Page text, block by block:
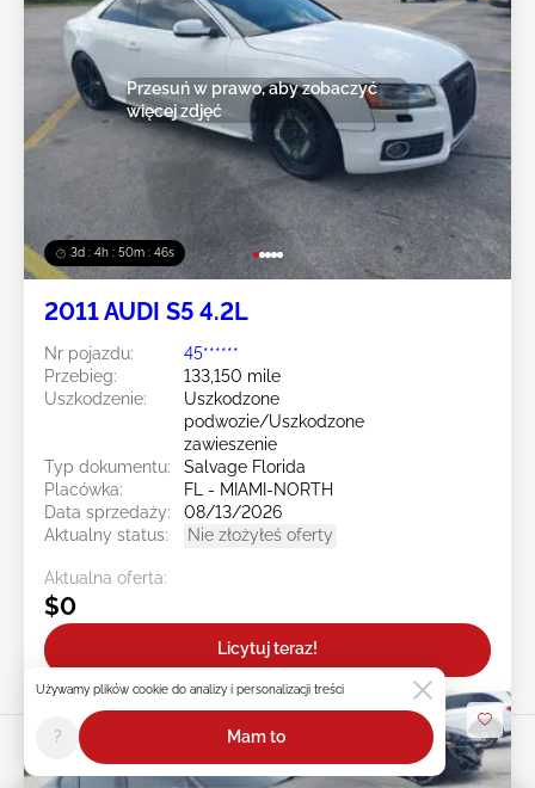
3d : 4h : 50m : 43s
Przesuń w prawo, aby zobaczyć
więcej zdjęć
2011 AUDI S5 4.2L
Nr pojazdu:
45******
Przebieg:
133,150 mile
Uszkodzenie:
Uszkodzone
podwozie/Uszkodzone
zawieszenie
Typ dokumentu:
Salvage Florida
Placówka:
FL - MIAMI-NORTH
Data sprzedaży:
08/13/2026
Aktualny status:
Nie złożyłeś oferty
Aktualna oferta:
$0
Licytuj teraz!
Używamy plików cookie do analizy i personalizacji treści
? Mam to